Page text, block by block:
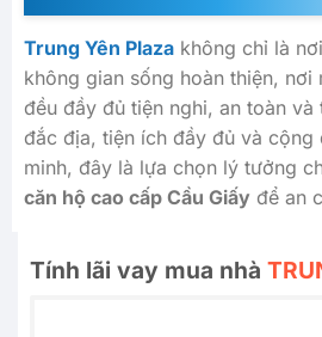
Trung Yên Plaza không chỉ là
không gian sống hoàn thiện, nơi
đều đầy đủ tiện nghi, an toàn
đắc địa, tiện ích đầy đủ và cộng
minh, đây là lựa chọn lý tưởng
căn hộ cao cấp Cầu Giấy để an
Tính lãi vay mua nhà